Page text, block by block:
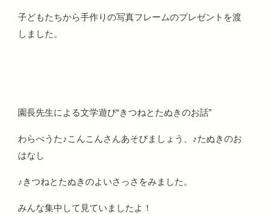
子どもたちから手作りの写真フレームのプレゼントを渡
しました。
園長先生による文学遊び“きつねとたぬきのお話”
わらべうた♪こんこんさんあそびましょう、♪たぬきのお
はなし
♪きつねとたぬきのよいさっさをみました。
みんな集中して見ていましたよ！